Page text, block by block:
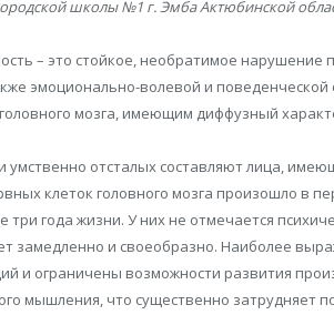
школы №1 г. Эмба Актюбинской
– это стойкое, необратимое
эмоционально-волевой и
мозга, имеющим диффузный
умственно отсталых составляют лица,
клеток головного мозга произошло в
три года жизни. У них не отмечается
замедленно и своеобразно. Наиболее
и ограничены возможности развития
мышления, что существенно затрудняет